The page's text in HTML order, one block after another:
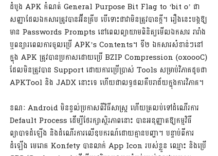
ដំបូង APK កំណត់ General Purpose Bit Flag to ‘bit o’ ជា
សញ្ញាដែលឯកសារត្រូវបានអ៊ីនគ្រីប បើទោះជាវាមិនត្រូវបានក្តី។ រឿងនេះបង្កឱ្យ
មាន Passwords Prompts នៅពេលព្យាយាមពិនិត្យមើលឯកសារ រារាំង
ឬពន្យារពេលការចូលប្រើ APK’s Contents។ ទី២ ឯកសារសំខាន់ៗនៅ
ក្នុង APK ត្រូវបានប្រកាសដោយប្រើ BZIP Compression (oxoooC)
ដែលមិនត្រូវបាន Support ដោយការប្រើប្រាស់ Tools សម្រាប់វិភាគដូចជា
APKTool និង JADX នោះទេ ហើយជាលទ្ធផលគឺបរាជ័យក្នុងការវិភាគ។
ខណៈ Android មិនខ្វល់ប្រកាសពីវិធីសាស្រ្ត ហើយត្រលប់ទៅដំណើរការ
Default Process ដើម្បីថែរក្សាស្ថិរភាពនោះ បានអនុញ្ញាតឱ្យកម្មវិធី
ព្យាបាទដំឡើង និងដំណើរការលើឧបករណ៍ដោយគ្មានបញ្ហា។ បន្ទាប់ពីការ
ដំឡើង មេរោគ Konfety បានលាក់ App Icon របស់ខ្លួន ឈ្មោះ និងប្រើ